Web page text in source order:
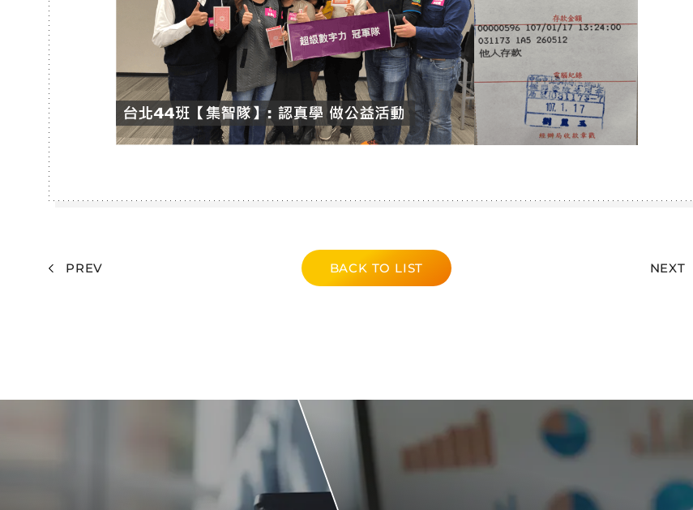
PREV BACK TO LIST NEXT